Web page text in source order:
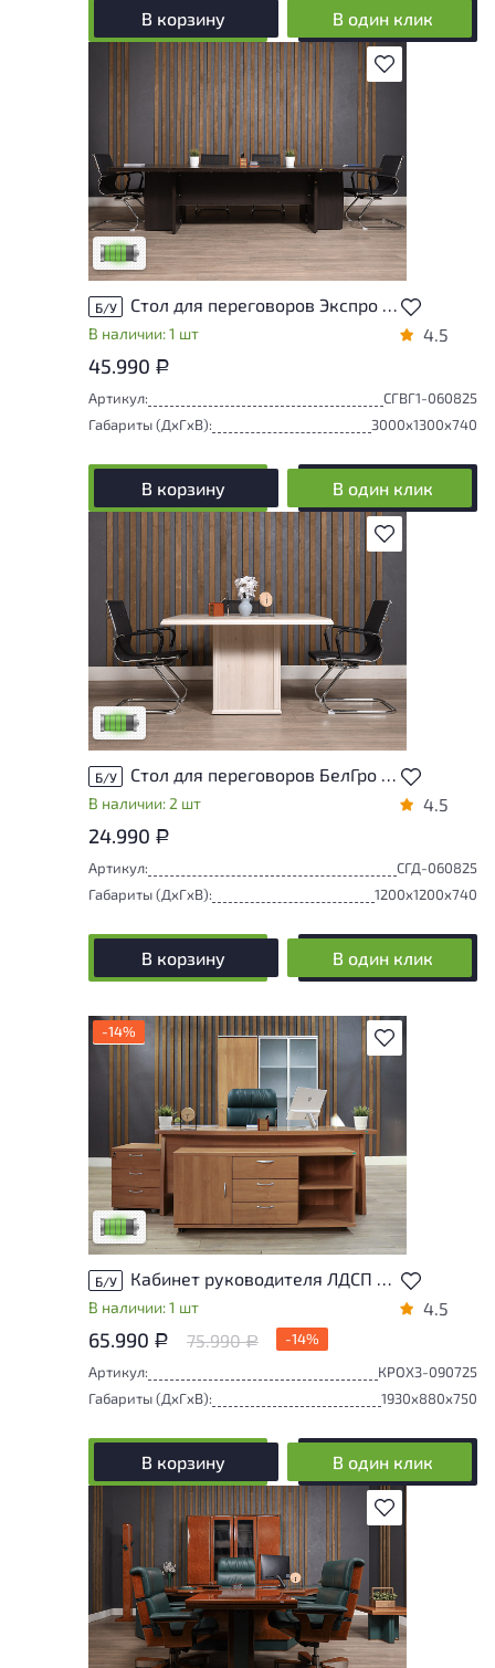
В корзину В один клик
В избранное
У товара присутствуют незначительные
следы эксплуатации, не влияющие на
удобство его использования
Низкая степень износа
Б/У Стол для переговоров Экспро Vasanta ЛДСП Венге Россия
В наличии: 1 шт 4.5
45.990 Р
Артикул:
СГВГ1-060825
Габариты (ДxГxВ):
3000x1300x740
В корзину В один клик
В избранное
У товара присутствуют незначительные
следы эксплуатации, не влияющие на
удобство его использования
Низкая степень износа
Б/У Стол для переговоров БелГро RAUT ЛДСП Дуб Беларусь
В наличии: 2 шт 4.5
24.990 Р
Артикул:
СГД-060825
Габариты (ДxГxВ):
1200x1200x740
В корзину В один клик
В избранное
-14%
У товара присутствуют незначительные
следы эксплуатации, не влияющие на
удобство его использования
Низкая степень износа
Б/У Кабинет руководителя ЛДСП Ольха
В наличии: 1 шт 4.5
65.990 Р 75.990Р
-14%
Артикул:
КРОХ3-090725
Габариты (ДxГxВ):
1930x880x750
В корзину В один клик
В избранное
У товара присутствуют незначительные
следы эксплуатации, не влияющие на
удобство его использования